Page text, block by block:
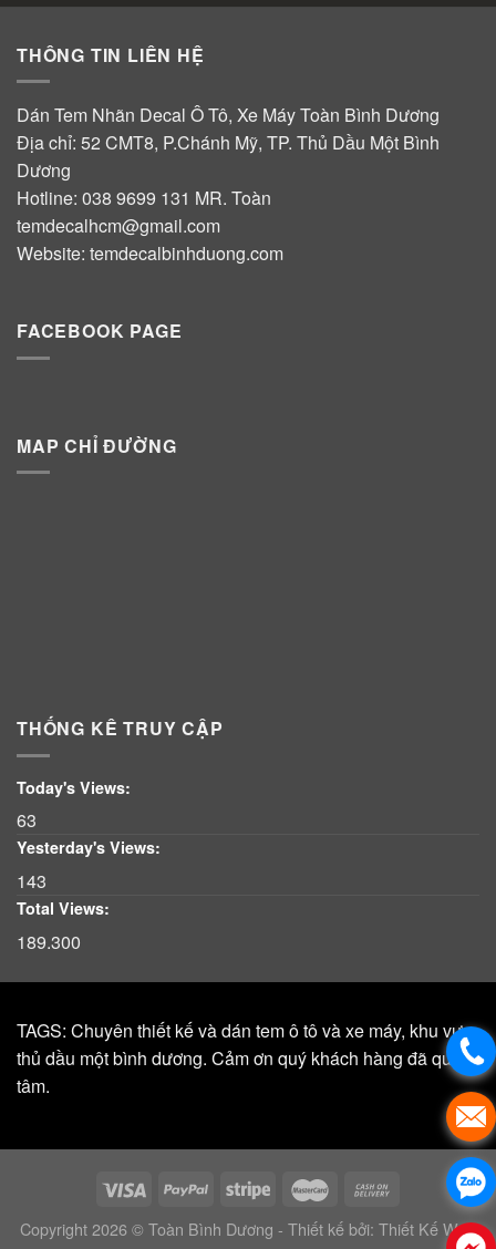
THÔNG TIN LIÊN HỆ
Dán Tem Nhãn Decal Ô Tô, Xe Máy Toàn Bình Dương
Địa chỉ: 52 CMT8, P.Chánh Mỹ, TP. Thủ Dầu Một Bình
Dương
Hotline: 038 9699 131 MR. Toàn
temdecalhcm@gmail.com
Website: temdecalbinhduong.com
FACEBOOK PAGE
MAP CHỈ ĐƯỜNG
THỐNG KÊ TRUY CẬP
Today's Views:
63
Yesterday's Views:
143
Total Views:
189.300
TAGS: Chuyên thiết kế và dán tem ô tô và xe máy, khu vực,
thủ dầu một bình dương. Cảm ơn quý khách hàng đã quan
tâm.
Copyright 2026 © Toàn Bình Dương - Thiết kế bởi: Thiết Kế Web